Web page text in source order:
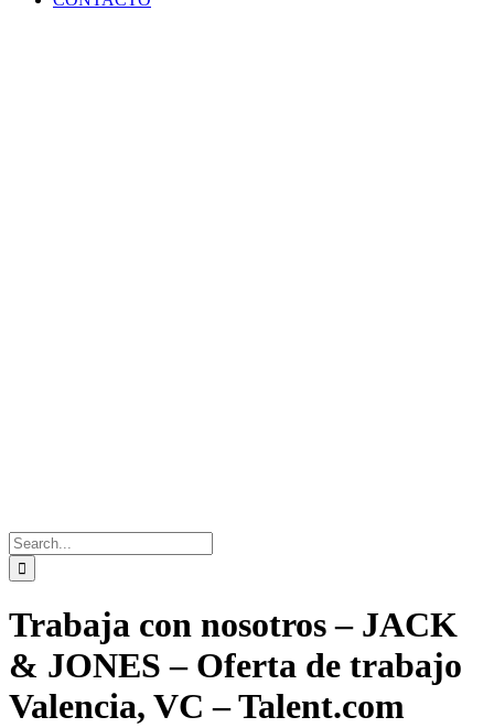
Search
for:
Trabaja con nosotros – JACK
& JONES – Oferta de trabajo
Valencia, VC – Talent.com